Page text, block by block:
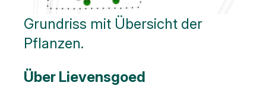
Grundriss mit Übersicht der
Pflanzen.
Über Lievensgoed